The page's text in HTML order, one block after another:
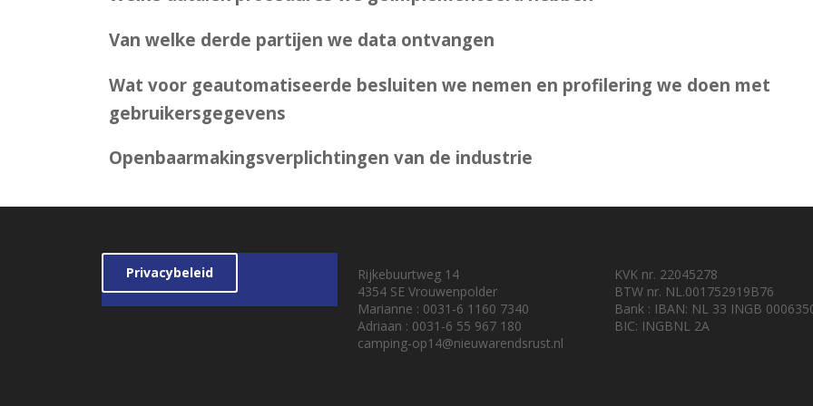
Van welke derde partijen we data ontvangen
Wat voor geautomatiseerde besluiten we nemen en profilering we doen met
gebruikersgegevens
Openbaarmakingsverplichtingen van de industrie
Rijkebuurtweg 14
4354 SE Vrouwenpolder
Marianne : 0031-6 1160 7340
Adriaan : 0031-6 55 967 180
camping-op14@nieuwarendsrust.nl
KVK nr. 22045278
BTW nr. NL.001752919B76
Bank : IBAN: NL 33 INGB
BIC: INGBNL 2A
Privacybeleid